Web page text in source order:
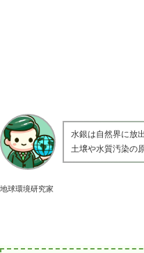
地球環境研究家
水銀は自然界に放
土壌や水質汚染の